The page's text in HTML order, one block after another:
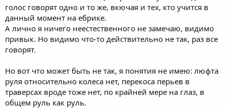
голос говорят одно и то же, вкючая и тех, кто учится в
данный момент на ебрике.
А лично я ничего неестественного не замечаю, видимо
привык. Но видимо что-то действительно не так, раз все
говорят.
Но вот что может быть не так, я понятия не имею: люфта
руля относительно колеса нет, перекоса перьев в
траверсах вроде тоже нет, по крайней мере на глаз, в
общем руль как руль.